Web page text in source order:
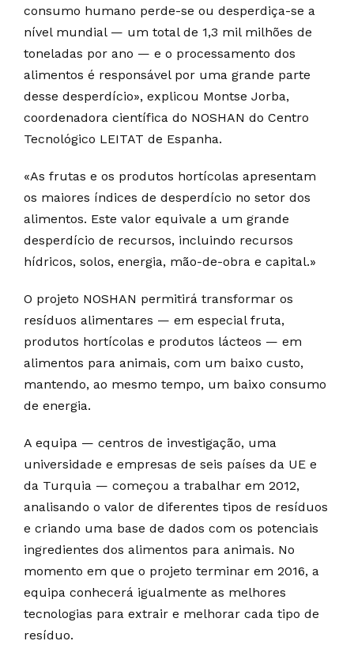
consumo humano perde-se ou desperdiça-se a
nível mundial — um total de 1,3 mil milhões de
toneladas por ano — e o processamento dos
alimentos é responsável por uma grande parte
desse desperdício», explicou Montse Jorba,
coordenadora científica do NOSHAN do Centro
Tecnológico LEITAT de Espanha.
«As frutas e os produtos hortícolas apresentam
os maiores índices de desperdício no setor dos
alimentos. Este valor equivale a um grande
desperdício de recursos, incluindo recursos
hídricos, solos, energia, mão-de-obra e capital.»
O projeto NOSHAN permitirá transformar os
resíduos alimentares — em especial fruta,
produtos hortícolas e produtos lácteos — em
alimentos para animais, com um baixo custo,
mantendo, ao mesmo tempo, um baixo consumo
de energia.
A equipa — centros de investigação, uma
universidade e empresas de seis países da UE e
da Turquia — começou a trabalhar em 2012,
analisando o valor de diferentes tipos de resíduos
e criando uma base de dados com os potenciais
ingredientes dos alimentos para animais. No
momento em que o projeto terminar em 2016, a
equipa conhecerá igualmente as melhores
tecnologias para extrair e melhorar cada tipo de
resíduo.